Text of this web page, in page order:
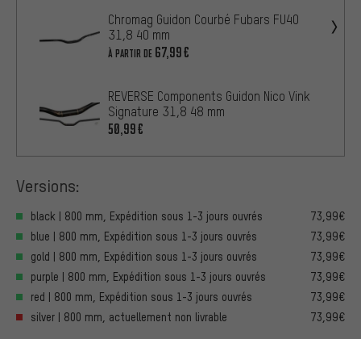
Chromag Guidon Courbé Fubars FU40
31,8 40 mm
À PARTIR DE 67,99€
REVERSE Components Guidon Nico Vink
Signature 31,8 48 mm
50,99€
Versions:
black | 800 mm, Expédition sous 1-3 jours ouvrés
73,99€
blue | 800 mm, Expédition sous 1-3 jours ouvrés
73,99€
gold | 800 mm, Expédition sous 1-3 jours ouvrés
73,99€
purple | 800 mm, Expédition sous 1-3 jours ouvrés
73,99€
red | 800 mm, Expédition sous 1-3 jours ouvrés
73,99€
silver | 800 mm, actuellement non livrable
73,99€